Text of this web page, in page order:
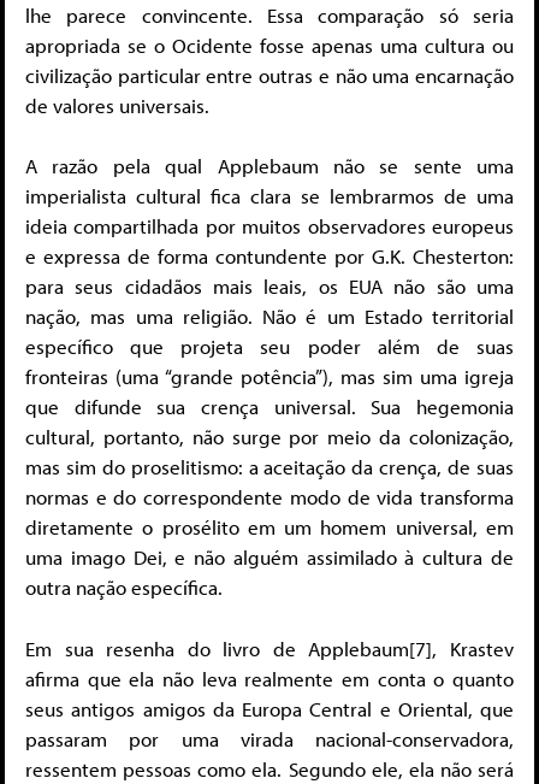
lhe parece convincente. Essa comparação só seria
apropriada se o Ocidente fosse apenas uma cultura ou
civilização particular entre outras e não uma encarnação
de valores universais.
A razão pela qual Applebaum não se sente uma
imperialista cultural fica clara se lembrarmos de uma
ideia compartilhada por muitos observadores europeus
e expressa de forma contundente por G.K. Chesterton:
para seus cidadãos mais leais, os EUA não são uma
nação, mas uma religião. Não é um Estado territorial
específico que projeta seu poder além de suas
fronteiras (uma “grande potência”), mas sim uma igreja
que difunde sua crença universal. Sua hegemonia
cultural, portanto, não surge por meio da colonização,
mas sim do proselitismo: a aceitação da crença, de suas
normas e do correspondente modo de vida transforma
diretamente o prosélito em um homem universal, em
uma imago Dei, e não alguém assimilado à cultura de
outra nação específica.
Em sua resenha do livro de Applebaum[7], Krastev
afirma que ela não leva realmente em conta o quanto
seus antigos amigos da Europa Central e Oriental, que
passaram por uma virada nacional-conservadora,
ressentem pessoas como ela. Segundo ele, ela não será